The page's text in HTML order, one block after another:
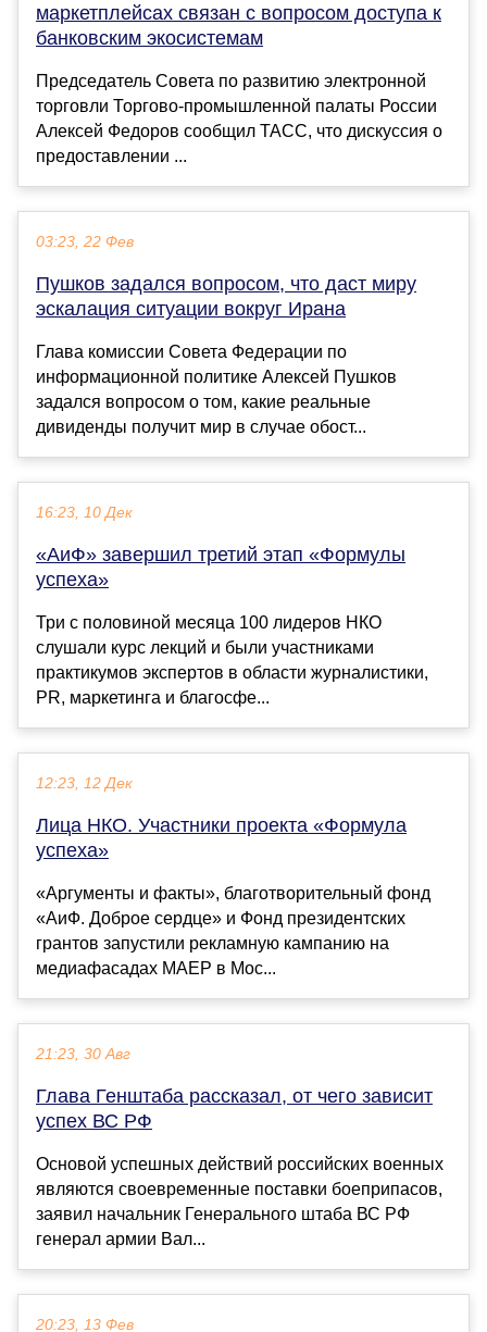
маркетплейсах связан с вопросом доступа к
банковским экосистемам
Председатель Совета по развитию электронной
торговли Торгово-промышленной палаты России
Алексей Федоров сообщил ТАСС, что дискуссия о
предоставлении ...
03:23, 22 Фев
Пушков задался вопросом, что даст миру
эскалация ситуации вокруг Ирана
Глава комиссии Совета Федерации по
информационной политике Алексей Пушков
задался вопросом о том, какие реальные
дивиденды получит мир в случае обост...
16:23, 10 Дек
«АиФ» завершил третий этап «Формулы
успеха»
Три с половиной месяца 100 лидеров НКО
слушали курс лекций и были участниками
практикумов экспертов в области журналистики,
PR, маркетинга и благосфе...
12:23, 12 Дек
Лица НКО. Участники проекта «Формула
успеха»
«Аргументы и факты», благотворительный фонд
«АиФ. Доброе сердце» и Фонд президентских
грантов запустили рекламную кампанию на
медиафасадах МАЕР в Мос...
21:23, 30 Авг
Глава Генштаба рассказал, от чего зависит
успех ВС РФ
Основой успешных действий российских военных
являются своевременные поставки боеприпасов,
заявил начальник Генерального штаба ВС РФ
генерал армии Вал...
20:23, 13 Фев